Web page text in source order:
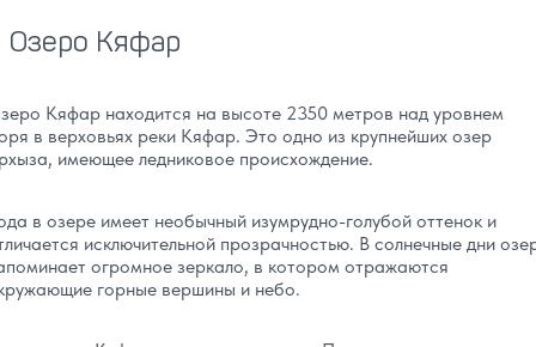
Озеро Кяфар
Кяфар находится на высоте 2350 метров над уровнем
в верховьях реки Кяфар. Это одно из крупнейших озер
имеющее ледниковое происхождение.
в озере имеет необычный изумрудно-голубой оттенок и
исключительной прозрачностью. В солнечные дни
огромное зеркало, в котором отражаются
горные вершины и небо.